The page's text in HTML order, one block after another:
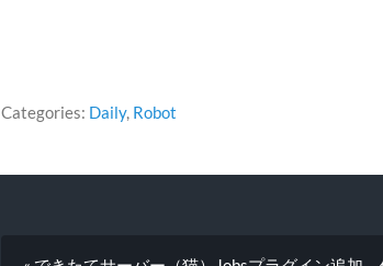
Categories: Daily, Robot